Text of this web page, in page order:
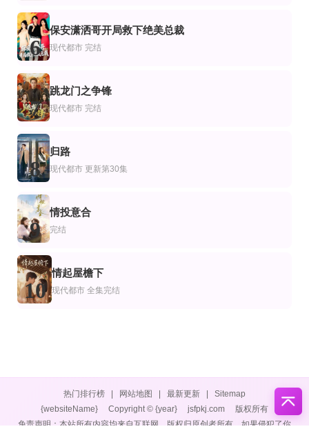
6
保安潇洒哥开局救下绝美总裁
现代都市 完结
7
跳龙门之争锋
现代都市 完结
8
归路
现代都市 更新第30集
9
情投意合
完结
10
情起屋檐下
现代都市 全集完结
热门排行榜 网站地图 最新更新
Sitemap
{websiteName}
Copyright © {year} jsfpkj.com
版权所有
免责声明：本站所有内容均来自互联网，版权归原创者所有，如果侵犯了你